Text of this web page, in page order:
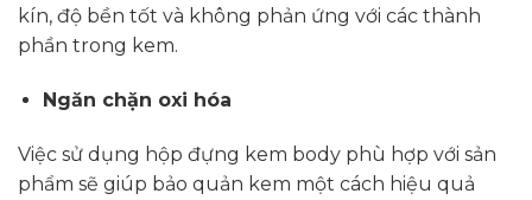
kín, độ bền tốt và không phản ứng với các thành
phần trong kem.
Ngăn chặn oxi hóa
Việc sử dụng hộp đựng kem body phù hợp với sản
phẩm sẽ giúp bảo quản kem một cách hiệu quả